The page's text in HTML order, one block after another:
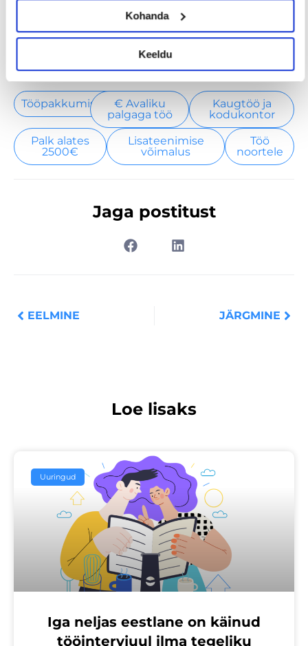
Kohanda
Keeldu
Tööpakkumised
€ Avaliku
palgaga töö
Kaugtöö ja
kodukontor
Palk alates
2500€
Lisateenimise
võimalus
Töö
noortele
Jaga postitust
EELMINE JÄRGMINE
Loe lisaks
Uuringud
Iga neljas eestlane on käinud
tööintervjuul ilma tegeliku